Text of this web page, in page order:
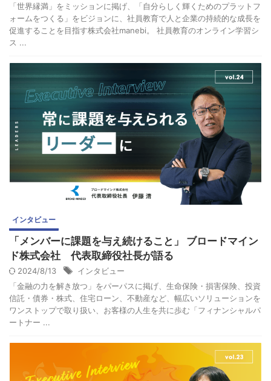
「世界縁満」をミッションに掲げ、「自分らしく輝くためのプラットフ
ォームをつくる」をビジョンに、社員教育で人と企業の持続的な成長を
促進することを目指す株式会社manebi。 社員教育のオンライン学習シ
ス ...
インタビュー
「メンバーに課題を与え続けること」 ブロードマイン
ド株式会社 代表取締役社長が語る
2024/8/13
インタビュー
「金融の力を解き放つ」をパーパスに掲げ、生命保険・損害保険、投資
信託・債券・株式、住宅ローン、不動産など、幅広いソリューションを
ワンストップで取り扱い、お客様の人生を共に歩む「フィナンシャルパ
ートナー ...